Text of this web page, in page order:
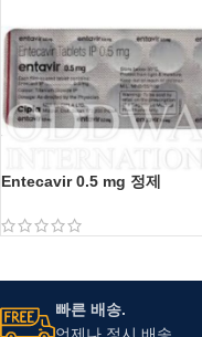
Entecavir 0.5 mg 정제
빠른 배송.